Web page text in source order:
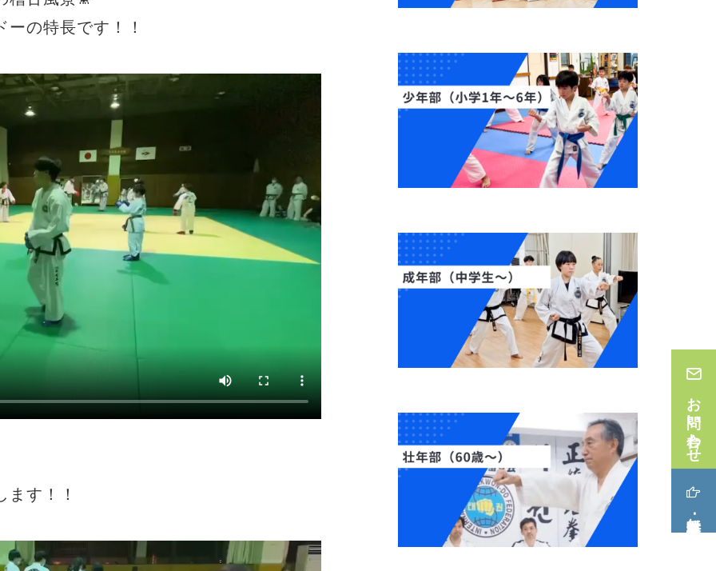
の特長です！！
す！！
お問い合わせ
無料体験･見学